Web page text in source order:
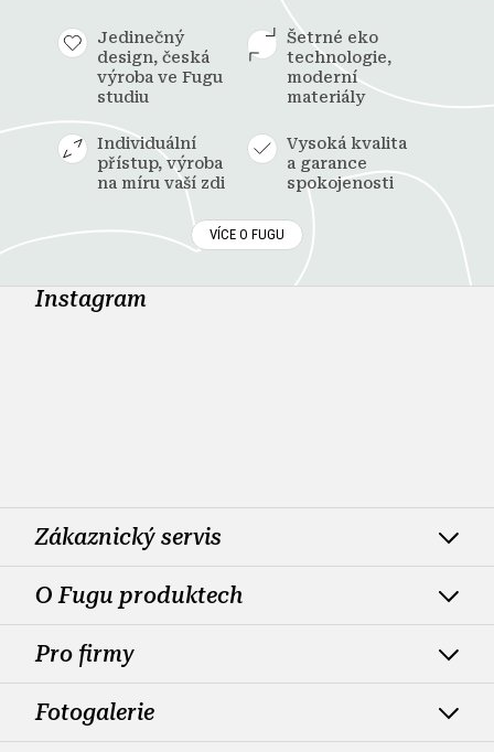
Jedinečný
design, česká
výroba ve Fugu
studiu
Šetrné eko
technologie,
moderní
materiály
Individuální
přístup, výroba
na míru vaší zdi
Vysoká kvalita
a garance
spokojenosti
VÍCE O FUGU
Instagram
Zákaznický servis
O Fugu produktech
Pro firmy
Fotogalerie